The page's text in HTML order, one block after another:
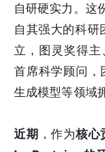
自研硬实力。这
自其强大的科研
立，图灵奖得
首席科学顾问，
生成模型等领域
近期 ，作为核心